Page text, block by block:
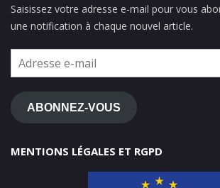
Saisissez votre adresse e-mail pour vous
une notification à chaque nouvel article.
Adresse
e-
mail
ABONNEZ-VOUS
MENTIONS LÉGALES ET RGPD